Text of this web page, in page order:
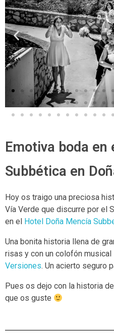
Emotiva boda en
Subbética en
Hoy os traigo una preciosa
Vía Verde que discurre por el
en el
Hotel Doña Mencía
Una bonita historia llena de
risas y con un colofón musical
Versiones. Un acierto seguro
Pues os dejo con la historia
que os guste